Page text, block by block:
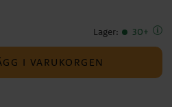
Lager: 30+
I VARUKORGEN